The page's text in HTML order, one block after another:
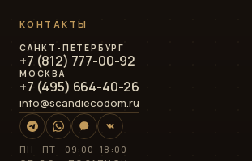
КОНТАКТЫ
САНКТ-ПЕТЕРБУРГ
+7 (812) 777-00-92
МОСКВА
+7 (495) 664-40-26
info@scandiecodom.ru
ПН—ПТ · 09:00–18:00